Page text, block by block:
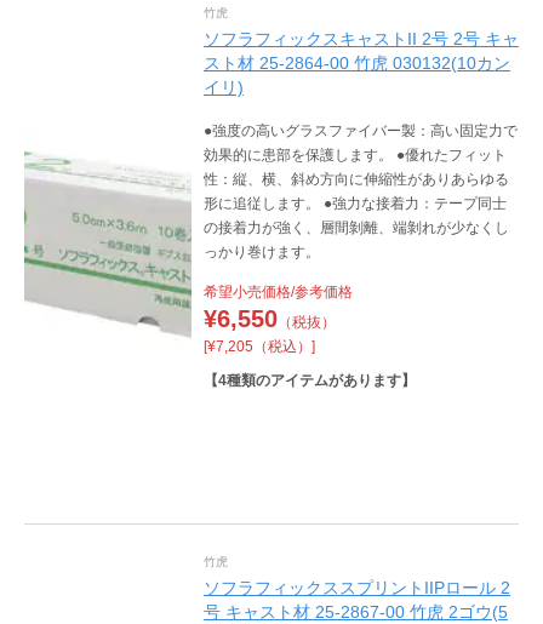
竹虎
ソフラフィックスキャストII 2号 2号 キャ
スト材 25-2864-00 竹虎 030132(10カン
イリ)
●強度の高いグラスファイバー製：高い固定力で
効果的に患部を保護します。 ●優れたフィット
性：縦、横、斜め方向に伸縮性がありあらゆる
形に追従します。 ●強力な接着力：テープ同士
の接着力が強く、層間剝離、端剝れが少なくし
っかり巻けます。
希望小売価格/参考価格
¥6,550（税抜）
[¥7,205（税込）]
【4種類のアイテムがあります】
竹虎
ソフラフィックススプリントIIPロール 2
号 キャスト材 25-2867-00 竹虎 2ゴウ(5